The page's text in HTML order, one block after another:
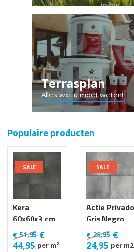
Terrasplan
Alles wat u moet weten!
Populaire producten
Kera
60x60x3 cm
Luik
€ 51,95 €
44,95 per m²
SALE
Actie Privado
Gris Negro
30x60x6 cm
€ 29,95 €
24,95 per m2
SALE